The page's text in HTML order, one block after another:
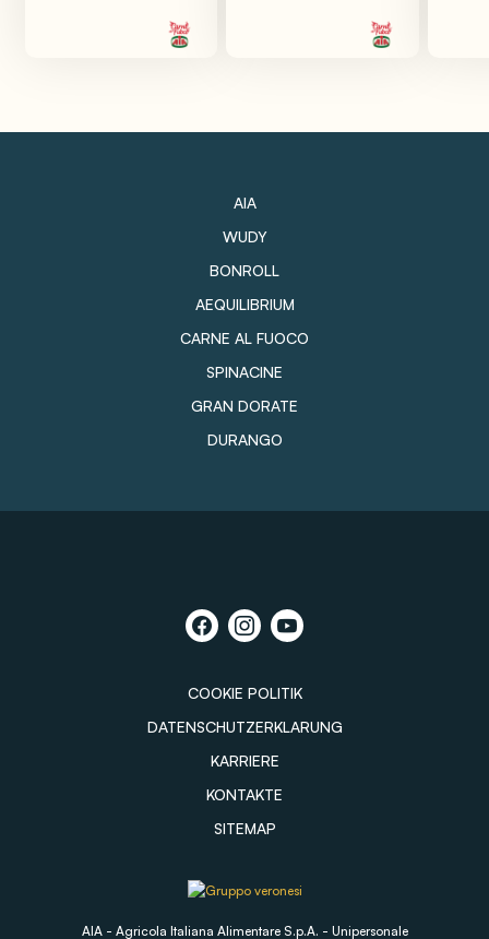
AIA
WUDY
BONROLL
AEQUILIBRIUM
CARNE AL FUOCO
SPINACINE
GRAN DORATE
DURANGO
COOKIE POLITIK
DATENSCHUTZERKLARUNG
KARRIERE
KONTAKTE
SITEMAP
AIA - Agricola Italiana Alimentare S.p.A. - Unipersonale